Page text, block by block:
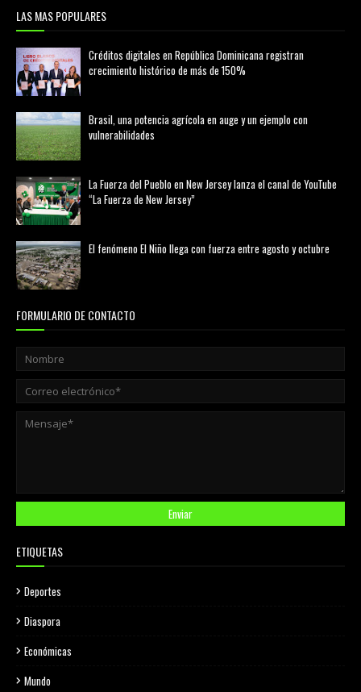
LAS MAS POPULARES
Créditos digitales en República Dominicana registran
crecimiento histórico de más de 150%
Brasil, una potencia agrícola en auge y un ejemplo con
vulnerabilidades
La Fuerza del Pueblo en New Jersey lanza el canal de YouTube
“La Fuerza de New Jersey”
El fenómeno El Niño llega con fuerza entre agosto y octubre
FORMULARIO DE CONTACTO
ETIQUETAS
Deportes
Diaspora
Económicas
Mundo